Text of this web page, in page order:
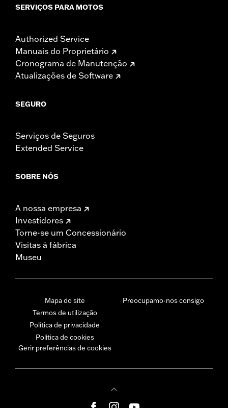
SERVIÇOS PARA MOTOS
Authorized Service
Manuais do Proprietário
Cronograma de Manutenção
Atualizações de Software
SEGURO
Serviços de Seguros
Extended Service
SOBRE NÓS
A nossa empresa
Investidores
Torne-se um Concessionário
Visitas à fábrica
Museu
Mapa do site
Termos de utilização
Política de privacidade
Política de cookies
Gerir preferências de cookies
Preocupamo-nos consigo